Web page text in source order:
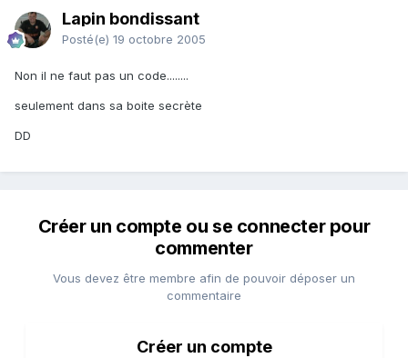
Lapin bondissant
Posté(e) 19 octobre 2005
Non il ne faut pas un code........
seulement dans sa boite secrète
DD
Créer un compte ou se connecter pour
commenter
Vous devez être membre afin de pouvoir déposer un
commentaire
Créer un compte